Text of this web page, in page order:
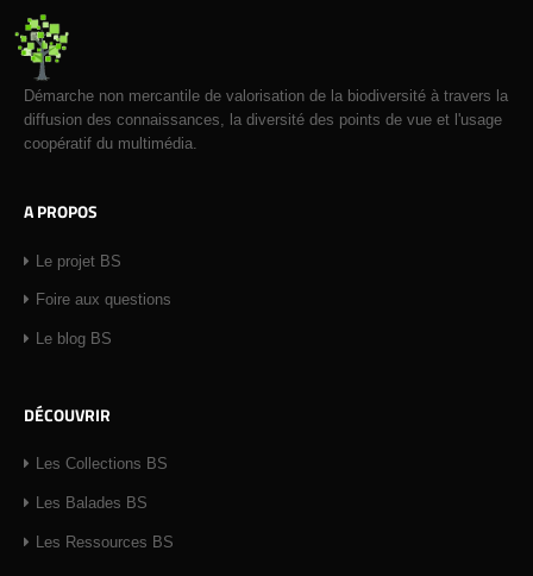
Démarche non mercantile de valorisation de la biodiversité à travers la
diffusion des connaissances, la diversité des points de vue et l'usage
coopératif du multimédia.
A PROPOS
Le projet BS
Foire aux questions
Le blog BS
DÉCOUVRIR
Les Collections BS
Les Balades BS
Les Ressources BS